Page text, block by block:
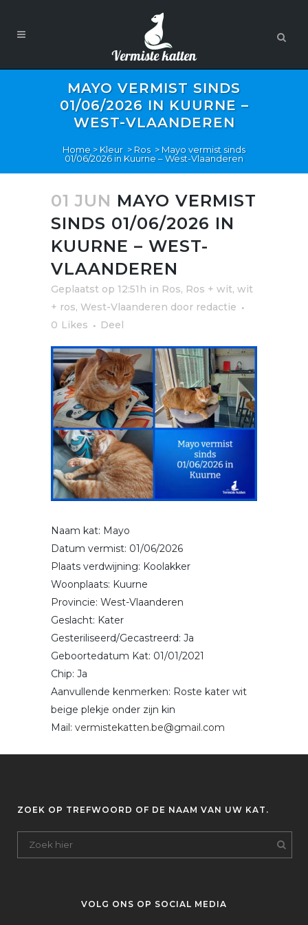
MAYO VERMIST SINDS
01/06/2026 IN KUURNE –
WEST-VLAANDEREN
Home >Kleur >Ros >Mayo vermist sinds
01/06/2026 in Kuurne – West-Vlaanderen
01 JUN MAYO VERMIST
SINDS 01/06/2026 IN
KUURNE – WEST-
VLAANDEREN
Geplaatst op 12:51h in Ros, Ros + wit, wit
+ ros, West-Vlaanderen door redactie
0 Likes Deel
Naam kat: Mayo
Datum vermist: 01/06/2026
Plaats verdwijning: Koolakker
Woonplaats: Kuurne
Provincie: West-Vlaanderen
Geslacht: Kater
Gesteriliseerd/Gecastreerd: Ja
Geboortedatum Kat: 01/01/2021
Chip: Ja
Aanvullende kenmerken: Roste kater wit
beige plekje onder zijn kin
Mail: vermistekatten.be@gmail.com
ZOEK OP TREFWOORD OF DE NAAM VAN UW KAT.
VOLG ONS OP SOCIAL MEDIA